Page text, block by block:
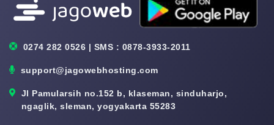
0274 282 0526 | SMS : 0878-3933-2011
support@jagowebhosting.com
Jl Pamularsih no.152 b, klaseman, sinduharjo,
ngaglik, sleman, yogyakarta 55283